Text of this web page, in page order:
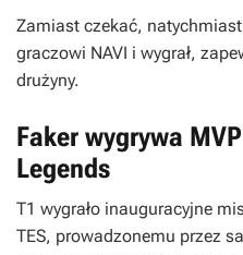
Zamiast czekać,
graczowi NAVI i wygrał,
drużyny.
Faker wygrywa
Legends
T1 wygrało inauguracyjne
TES, prowadzonemu przez